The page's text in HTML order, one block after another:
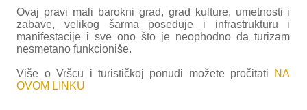
Ovaj pravi mali barokni grad, grad kulture, umetnosti i
zabave, velikog šarma poseduje i infrastrukturu i
manifestacije i sve ono što je neophodno da turizam
nesmetano funkcioniše.
Više o Vršcu i turističkoj ponudi možete pročitati NA
OVOM LINKU